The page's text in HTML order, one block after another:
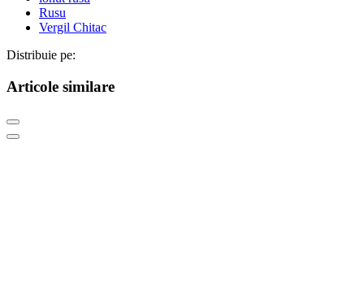
Rusu
Vergil Chitac
Distribuie pe:
Articole similare